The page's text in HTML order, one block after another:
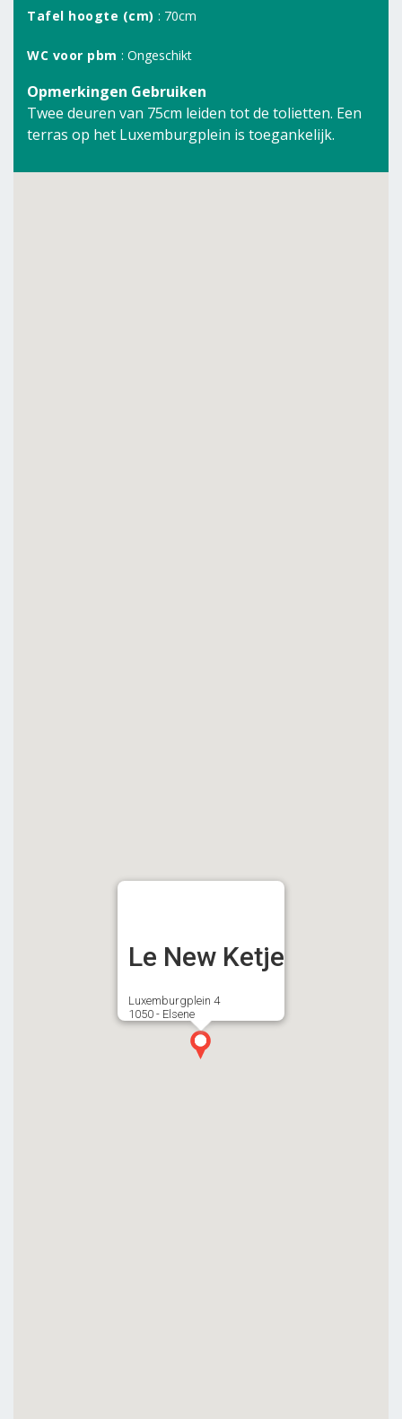
Tafel hoogte (cm) : 70cm
WC voor pbm : Ongeschikt
Opmerkingen Gebruiken
Twee deuren van 75cm leiden tot de tolietten. Een
terras op het Luxemburgplein is toegankelijk.
Le New Ketje
Luxemburgplein 4
1050 - Elsene